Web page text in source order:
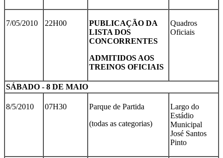
7/05/2010 22H00
PUBLICAÇÃO DA
LISTA DOS
CONCORRENTES
ADMITIDOS AOS
TREINOS OFICIAIS
Quadros
Oficiais
SÁBADO - 8 DE MAIO
8/5/2010 07H30
Parque de Partida
(todas as categorias)
Largo do
Estádio
Municipal
José Santos
Pinto